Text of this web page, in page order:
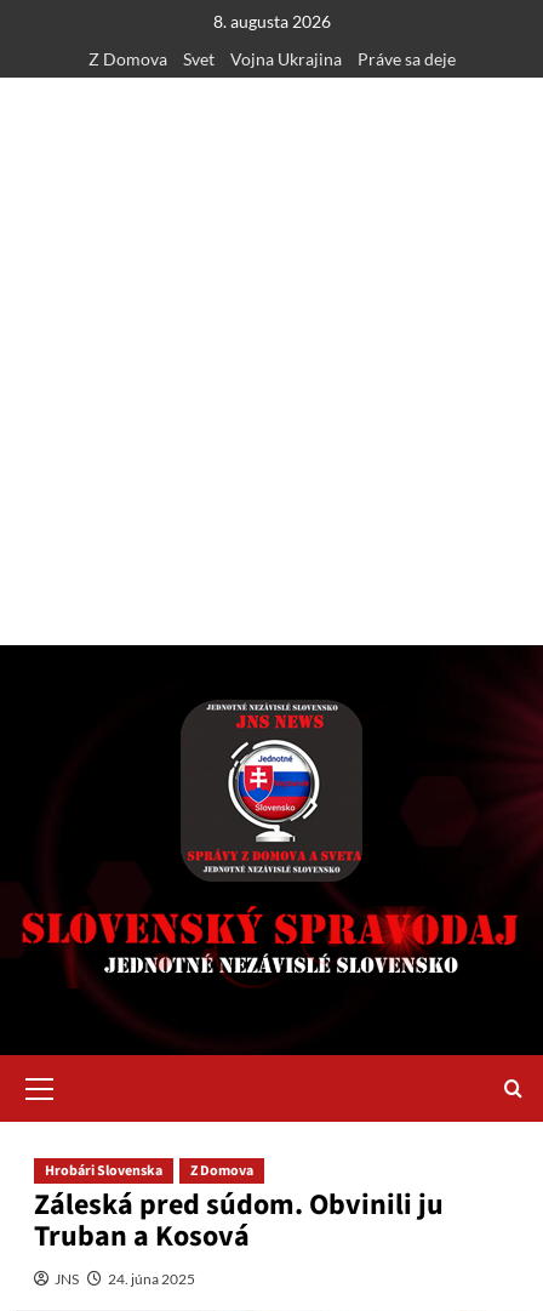
content
8. augusta 2026
Z Domova
Svet Vojna Ukrajina Práve sa deje
Menu
Hrobári Slovenska Z Domova
Záleská pred súdom. Obvinili ju
Truban a Kosová
JNS 24. júna 2025